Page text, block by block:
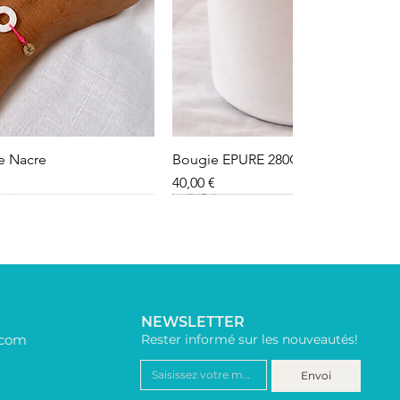
Nacre
Bougie EPURE 280G
Precio
40,00 €
NEWSLETTER
Rester informé sur les nouveautés!
Envoi